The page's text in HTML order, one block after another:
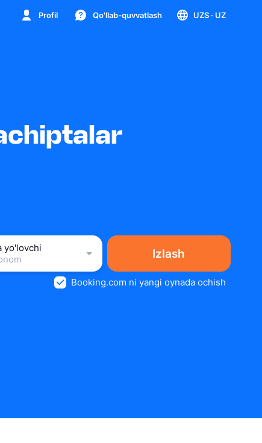
Profil Qo'llab-quvvatlash UZS · UZ
yo'lovchi
Izlash
Booking.com ni yangi oynada ochish